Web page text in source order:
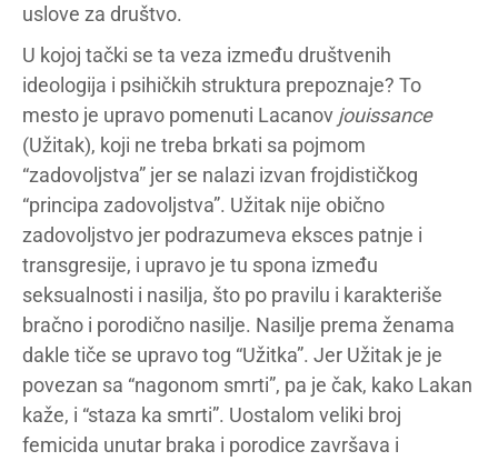
uslove za društvo.
U kojoj tački se ta veza između društvenih
ideologija i psihičkih struktura prepoznaje? To
mesto je upravo pomenuti Lacanov jouissance
(Užitak), koji ne treba brkati sa pojmom
“zadovoljstva” jer se nalazi izvan frojdističkog
“principa zadovoljstva”. Užitak nije obično
zadovoljstvo jer podrazumeva eksces patnje i
transgresije, i upravo je tu spona između
seksualnosti i nasilja, što po pravilu i karakteriše
bračno i porodično nasilje. Nasilje prema ženama
dakle tiče se upravo tog “Užitka”. Jer Užitak je je
povezan sa “nagonom smrti”, pa je čak, kako Lakan
kaže, i “staza ka smrti”. Uostalom veliki broj
femicida unutar braka i porodice završava i